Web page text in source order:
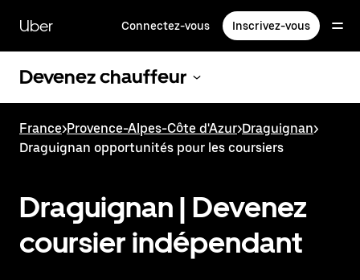
contenu
principal
Uber Connectez-vous Inscrivez-vous
Devenez chauffeur
France>Provence-Alpes-Côte d'Azur>Draguignan>
Draguignan opportunités pour les coursiers
Draguignan | Devenez
coursier indépendant